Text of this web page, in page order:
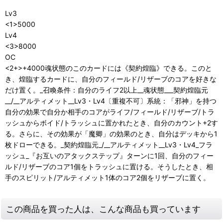
Lv3
<1>5000
Lv4
<3>8000
OC
<2+>+4000魂状態のこのカードには《契約煌臨》できる。このと
き、煌臨するカードに、自分のフィールド/リザーブのコアを好きな
だけ置く。_召喚条件：自分のライフ2以上__魂状態___契約煌臨元
__/__アルティメット__Lv3・Lv4〔重複不可〕系統：「邪神」を持つ
自分の効果で自分か相手のコアがライフ/フィールド/リザーブ/トラ
ッシュからボイド/トラッシュに置かれたとき、自分のカウント+2す
る。さらに、その効果が「魔卿」の効果のとき、自分はデッキから1
枚ドローできる。_契約煌臨元_/__アルティメット__Lv3・Lv4_フラ
ッシュ_『お互いのアタックステップ』ターンに1回、自分のフィー
ルド/リザーブのコア1個をトラッシュに置ける。そうしたとき、相
手のスピリット/アルティメット1体のコア2個をリザーブに置く。
この商品を買った人は、こんな商品も買っています